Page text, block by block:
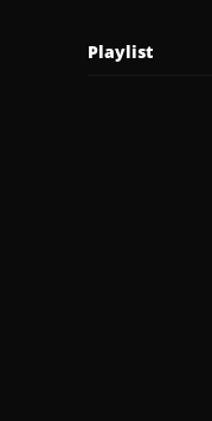
Playlist